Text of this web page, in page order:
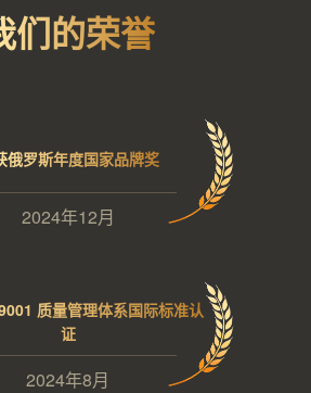
们的荣誉
俄罗斯年度国家品牌奖
2024年12月
质量管理体系国际标准认
证
2024年8月